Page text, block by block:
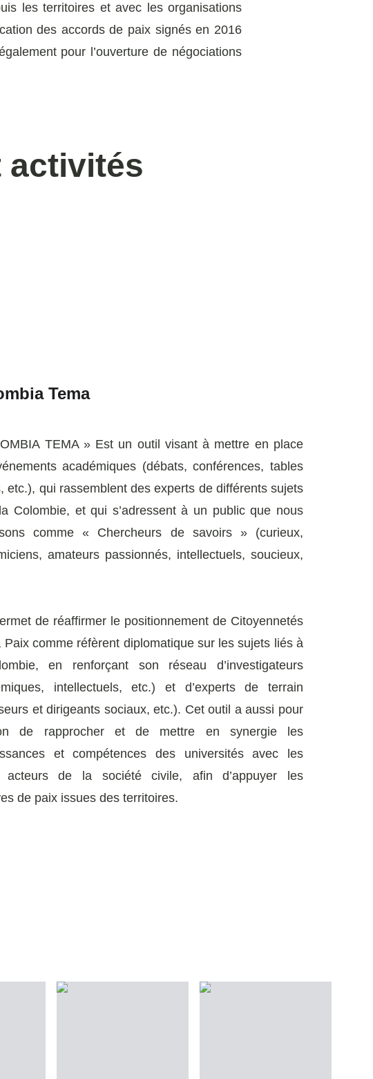
activités
Tema
TEMA » Est un outil visant à mettre en place
académiques (débats, conférences, tables
etc.), qui rassemblent des experts de différents sujets
Colombie, et qui s’adressent à un public que nous
comme « Chercheurs de savoirs » (curieux,
amateurs passionnés, intellectuels, soucieux,
de réaffirmer le positionnement de Citoyennetés
Paix comme réfèrent diplomatique sur les sujets liés à
en renforçant son réseau d’investigateurs
intellectuels, etc.) et d’experts de terrain
et dirigeants sociaux, etc.). Cet outil a aussi pour
de rapprocher et de mettre en synergie les
et compétences des universités avec les
acteurs de la société civile, afin d’appuyer les
de paix issues des territoires.
les territoires et avec les organisations
des accords de paix signés en 2016
pour l’ouverture de négociations